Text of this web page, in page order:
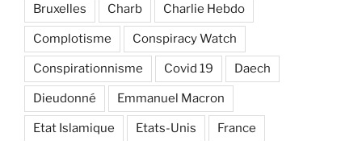
Bruxelles Charb Charlie Hebdo
Complotisme Conspiracy Watch
Conspirationnisme Covid 19 Daech
Dieudonné Emmanuel Macron
Etat Islamique Etats-Unis France